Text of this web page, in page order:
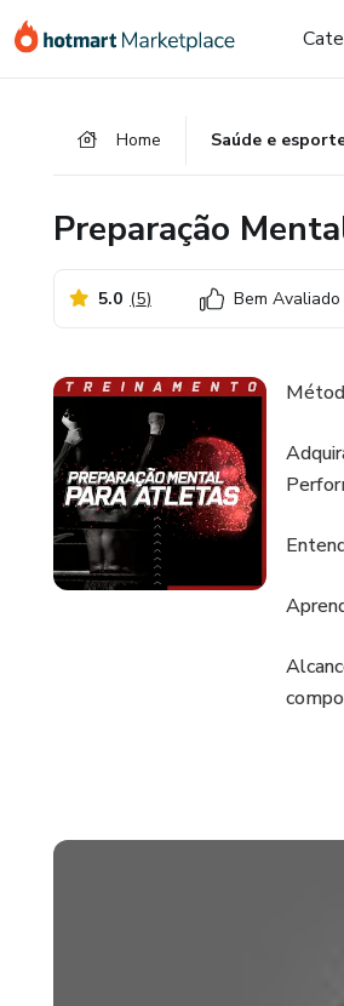
para
para
para
Home Saúde e
Preparação
5.0 (5) Bem Avaliado